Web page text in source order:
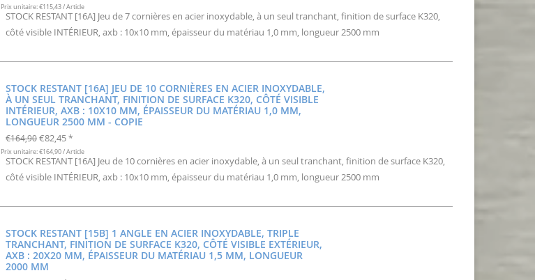
Prix unitaire: €115,43 / Article
STOCK RESTANT [16A] Jeu de 7 cornières en acier inoxydable, à un seul tranchant, finition de surface K320,
côté visible INTÉRIEUR, axb : 10x10 mm, épaisseur du matériau 1,0 mm, longueur 2500 mm
STOCK RESTANT [16A] JEU DE 10 CORNIÈRES EN ACIER INOXYDABLE,
À UN SEUL TRANCHANT, FINITION DE SURFACE K320, CÔTÉ VISIBLE
INTÉRIEUR, AXB : 10X10 MM, ÉPAISSEUR DU MATÉRIAU 1,0 MM,
LONGUEUR 2500 MM - COPIE
€164,90 €82,45 *
Prix unitaire: €164,90 / Article
STOCK RESTANT [16A] Jeu de 10 cornières en acier inoxydable, à un seul tranchant, finition de surface K320,
côté visible INTÉRIEUR, axb : 10x10 mm, épaisseur du matériau 1,0 mm, longueur 2500 mm
STOCK RESTANT [15B] 1 ANGLE EN ACIER INOXYDABLE, TRIPLE
TRANCHANT, FINITION DE SURFACE K320, CÔTÉ VISIBLE EXTÉRIEUR,
AXB : 20X20 MM, ÉPAISSEUR DU MATÉRIAU 1,5 MM, LONGUEUR
2000 MM